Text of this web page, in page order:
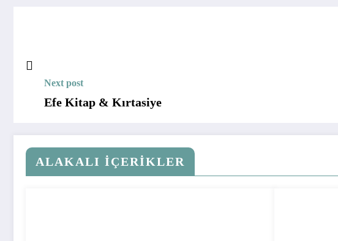
Next post
Efe Kitap & Kırtasiye
ALAKALI İÇERIKLER